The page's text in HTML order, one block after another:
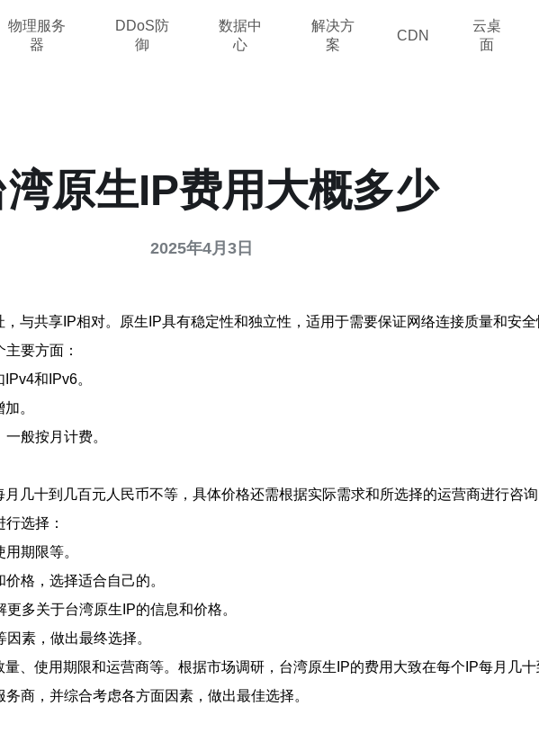
物理服务
器
DDoS防
御
数据中
心
解决方
案
CDN
云桌
面
原生IP费用大概多少
2025年4月3日
与共享IP相对。原生IP具有稳定性和独立性，适用于需要保证网络连接质量和安全
要方面：
和IPv6。
。
般按月计费。
几十到几百元人民币不等，具体价格还需根据实际需求和所选择的运营商进行咨询
选择：
期限等。
格，选择适合自己的。
多关于台湾原生IP的信息和价格。
素，做出最终选择。
、使用期限和运营商等。根据市场调研，台湾原生IP的费用大致在每个IP每月几
商，并综合考虑各方面因素，做出最佳选择。